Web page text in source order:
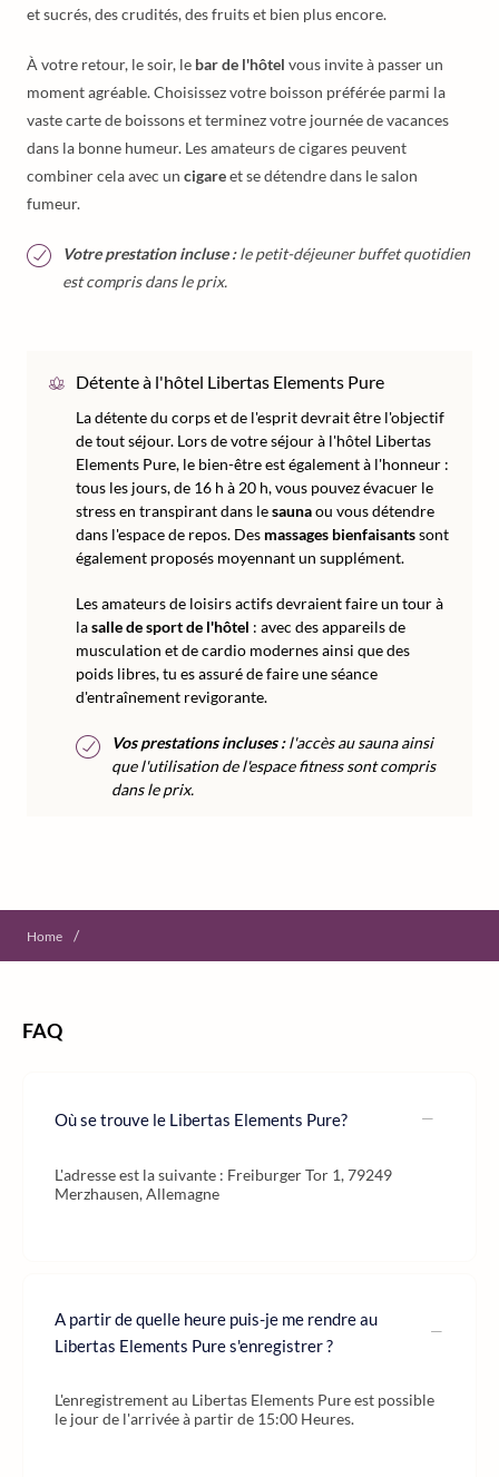
et sucrés, des crudités, des fruits et bien plus encore.
À votre retour, le soir, le bar de l'hôtel vous invite à passer un
moment agréable. Choisissez votre boisson préférée parmi la
vaste carte de boissons et terminez votre journée de vacances
dans la bonne humeur. Les amateurs de cigares peuvent
combiner cela avec un cigareet se détendre dans le salon
fumeur.
Votre prestation incluse :le petit-déjeuner buffet quotidien
est compris dans le prix.
Détente à l'hôtel Libertas Elements Pure
La détente du corps et de l'esprit devrait être l'objectif
de tout séjour. Lors de votre séjour à l'hôtel Libertas
Elements Pure, le bien-être est également à l'honneur :
tous les jours, de 16 h à 20 h, vous pouvez évacuer le
stress en transpirant dans lesaunaou vous détendre
dans l'espace de repos. Des massages bienfaisantssont
également proposés moyennant un supplément.
Les amateurs de loisirs actifs devraient faire un tour à
lasalle de sport de l'hôtel : avec des appareils de
musculation et de cardio modernes ainsi que des
poids libres, tu es assuré de faire une séance
d'entraînement revigorante.
Vos prestations incluses :l'accès au sauna ainsi
que l'utilisation de l'espace fitness sont compris
dans le prix.
Home /
FAQ
Où se trouve le Libertas Elements Pure?
L'adresse est la suivante : Freiburger Tor 1, 79249
Merzhausen, Allemagne
A partir de quelle heure puis-je me rendre au
Libertas Elements Pure s'enregistrer ?
L'enregistrement au Libertas Elements Pure est possible
le jour de l'arrivée à partir de 15:00 Heures.